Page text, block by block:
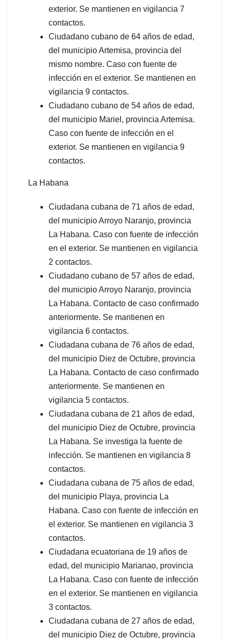
exterior. Se mantienen en vigilancia 7
contactos.
Ciudadano cubano de 64 años de edad,
del municipio Artemisa, provincia del
mismo nombre. Caso con fuente de
infección en el exterior. Se mantienen en
vigilancia 9 contactos.
Ciudadano cubano de 54 años de edad,
del municipio Mariel, provincia Artemisa.
Caso con fuente de infección en el
exterior. Se mantienen en vigilancia 9
contactos.
La Habana
Ciudadana cubana de 71 años de edad,
del municipio Arroyo Naranjo, provincia
La Habana. Caso con fuente de infección
en el exterior. Se mantienen en vigilancia
2 contactos.
Ciudadano cubano de 57 años de edad,
del municipio Arroyo Naranjo, provincia
La Habana. Contacto de caso confirmado
anteriormente. Se mantienen en
vigilancia 6 contactos.
Ciudadana cubana de 76 años de edad,
del municipio Diez de Octubre, provincia
La Habana. Contacto de caso confirmado
anteriormente. Se mantienen en
vigilancia 5 contactos.
Ciudadana cubana de 21 años de edad,
del municipio Diez de Octubre, provincia
La Habana. Se investiga la fuente de
infección. Se mantienen en vigilancia 8
contactos.
Ciudadana cubana de 75 años de edad,
del municipio Playa, provincia La
Habana. Caso con fuente de infección en
el exterior. Se mantienen en vigilancia 3
contactos.
Ciudadana ecuatoriana de 19 años de
edad, del municipio Marianao, provincia
La Habana. Caso con fuente de infección
en el exterior. Se mantienen en vigilancia
3 contactos.
Ciudadana cubana de 27 años de edad,
del municipio Diez de Octubre, provincia